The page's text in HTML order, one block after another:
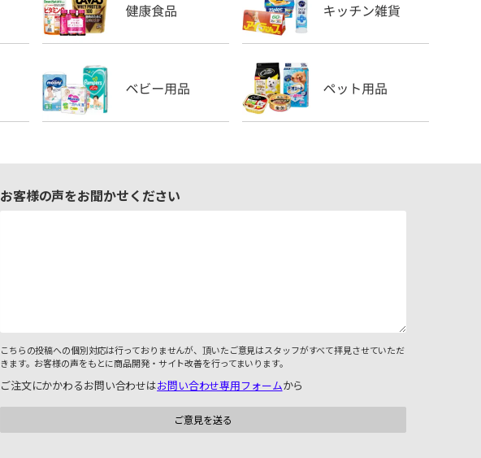
お客様の声をお聞かせください
こちらの投稿への個別対応は行っておりませんが、頂いたご意見はスタッフがすべて拝見させていただ
きます。お客様の声をもとに商品開発・サイト改善を行ってまいります。
ご注文にかかわるお問い合わせはお問い合わせ専用フォームから